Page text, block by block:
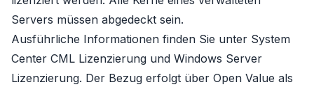
Servers müssen abgedeckt sein.
Ausführliche Informationen finden Sie unter System
Center CML Lizenzierung und Windows Server
Lizenzierung. Der Bezug erfolgt über Open Value als